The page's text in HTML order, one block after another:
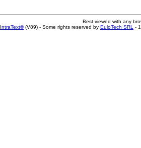
Best viewed with any
IntraText®(V89) - Some rights reserved by EuloTech SRL -